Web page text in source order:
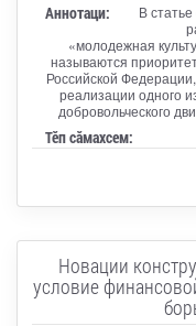
Аннотаци:
В
«молодежная
называются
Российской
реализации одного
добровольческого
Тӗп сӑмахсем:
Новации
условие